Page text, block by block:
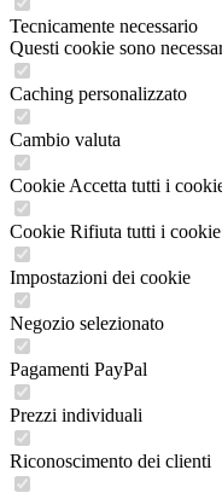
Tecnicamente necessario
Questi cookie sono
Caching personalizzato
Cambio valuta
Cookie Accetta tutti i
Cookie Rifiuta tutti i cookie
Impostazioni dei cookie
Negozio selezionato
Pagamenti PayPal
Prezzi individuali
Riconoscimento dei clienti